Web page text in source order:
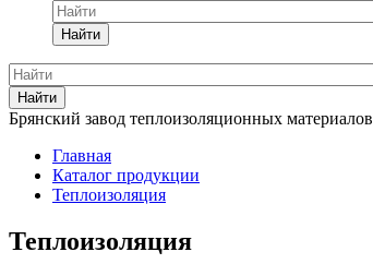
Найти
Найти
Брянский завод теплоизоляционных материалов
Главная
Каталог продукции
Теплоизоляция
Теплоизоляция